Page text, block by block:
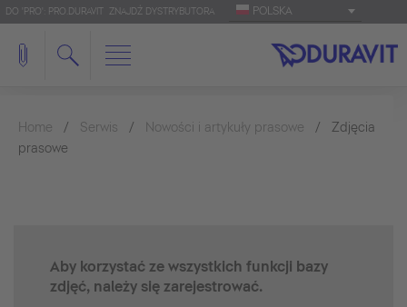
DO 'PRO': PRO.DURAVIT ZNAJDŹ DYSTRYBUTORA POLSKA
Home Serwis Nowości i artykuły prasowe
Zdjęcia
prasowe
Aby korzystać ze wszystkich funkcji bazy
zdjęć, należy się zarejestrować.